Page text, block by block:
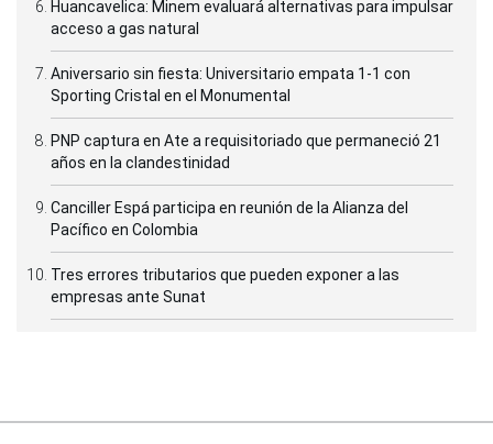
Huancavelica: Minem evaluará alternativas para impulsar
acceso a gas natural
Aniversario sin fiesta: Universitario empata 1-1 con
Sporting Cristal en el Monumental
PNP captura en Ate a requisitoriado que permaneció 21
años en la clandestinidad
Canciller Espá participa en reunión de la Alianza del
Pacífico en Colombia
Tres errores tributarios que pueden exponer a las
empresas ante Sunat